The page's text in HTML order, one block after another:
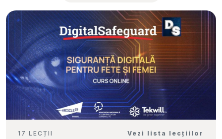
17 LECȚII Vezi lista lecțiilor